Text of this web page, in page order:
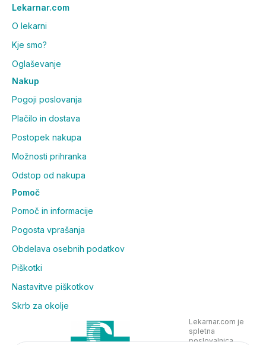
Lekarnar.com
O lekarni
Kje smo?
Oglaševanje
Nakup
Pogoji poslovanja
Plačilo in dostava
Postopek nakupa
Možnosti prihranka
Odstop od nakupa
Pomoč
Pomoč in informacije
Pogosta vprašanja
Obdelava osebnih podatkov
Piškotki
Nastavitve piškotkov
Skrb za okolje
Lekarnar.com je
spletna
poslovalnica